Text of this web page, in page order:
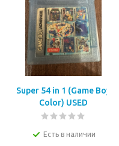
Super 54 in 1 (Game Boy
Color) USED
Есть в наличии